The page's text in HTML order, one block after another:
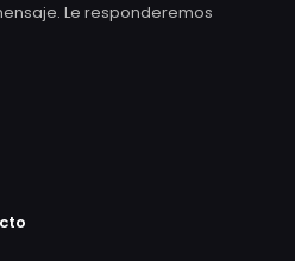
Le responderemos